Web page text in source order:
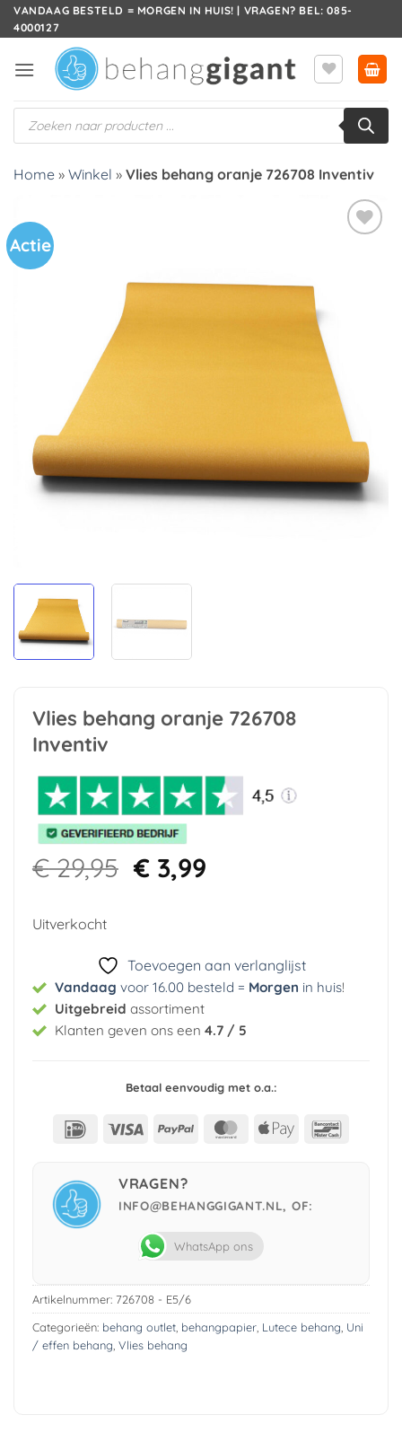
Ga
naar
VANDAAG BESTELD = MORGEN IN HUIS! | VRAGEN? BEL: 085-
4000127
Producten
zoeken
Home » Winkel » Vlies behang oranje 726708 Inventiv
Actie
verlanglijst
Vlies behang oranje 726708
Inventiv
€29,95 Oorspronkelijke
prijs
€3,99Huidige
Uitverkocht
Toevoegen aan verlanglijst
Vandaag voor 16.00 besteld = Morgen in huis!
Uitgebreid assortiment
Klanten geven ons een 4.7 / 5
Betaal eenvoudig met o.a.:
IDeal Visa PayPal MasterCard
Apple
VRAGEN?
INFO@BEHANGGIGANT.NL, OF:
WhatsApp ons
Artikelnummer: 726708 - E5/6
Categorieën: behang outlet, behangpapier, Lutece behang Uni
/ effen behang Vlies behang